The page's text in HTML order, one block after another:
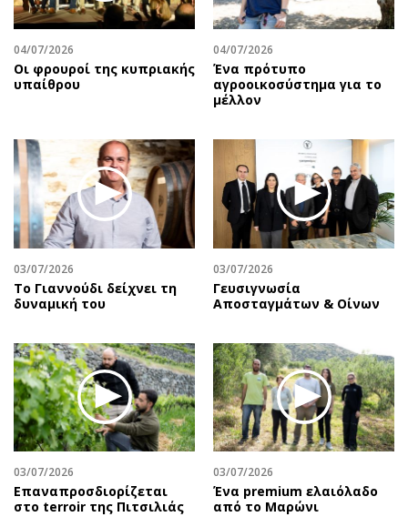
04/07/2026
Οι φρουροί της κυπριακής
υπαίθρου
04/07/2026
Ένα πρότυπο
αγροοικοσύστημα για το
μέλλον
03/07/2026
Το Γιαννούδι δείχνει τη
δυναμική του
03/07/2026
Γευσιγνωσία
Αποσταγμάτων & Οίνων
03/07/2026
Επαναπροσδιορίζεται
στο terroir της Πιτσιλιάς
03/07/2026
Ένα premium ελαιόλαδο
από το Μαρώνι